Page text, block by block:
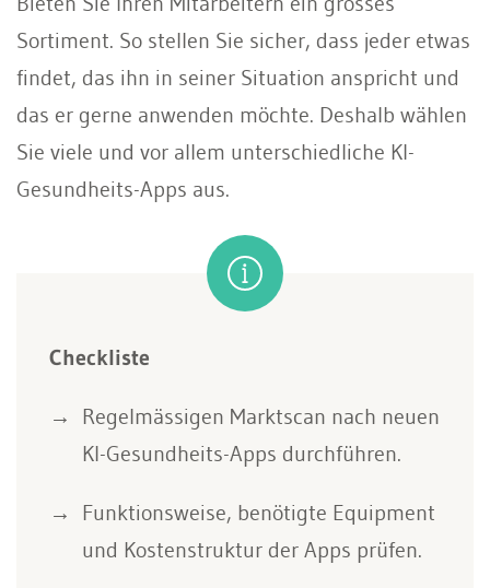
Sortiment. So stellen Sie sicher, dass jeder etwas
findet, das ihn in seiner Situation anspricht und
das er gerne anwenden möchte. Deshalb wählen
Sie viele und vor allem unterschiedliche KI-
Gesundheits-Apps aus.
Checkliste
Regelmässigen Marktscan nach neuen
KI-Gesundheits-Apps durchführen.
Funktionsweise, benötigte Equipment
und Kostenstruktur der Apps prüfen.